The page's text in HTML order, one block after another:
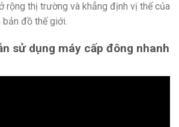
rộng thị trường và khẳng định vị thế của
đồ thế giới.
sử dụng máy cấp đông nhanh